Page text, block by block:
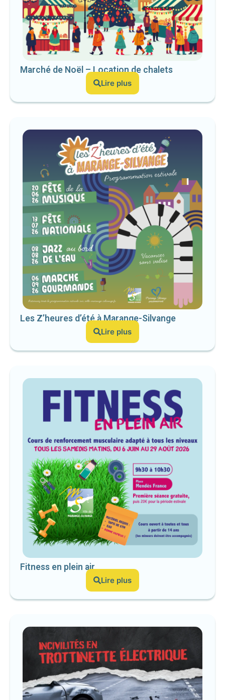
Marché de Noël – Location de chalets
Lire plus
Les Z’heures d’été à Marange-Silvange
Lire plus
Fitness en plein air
Lire plus